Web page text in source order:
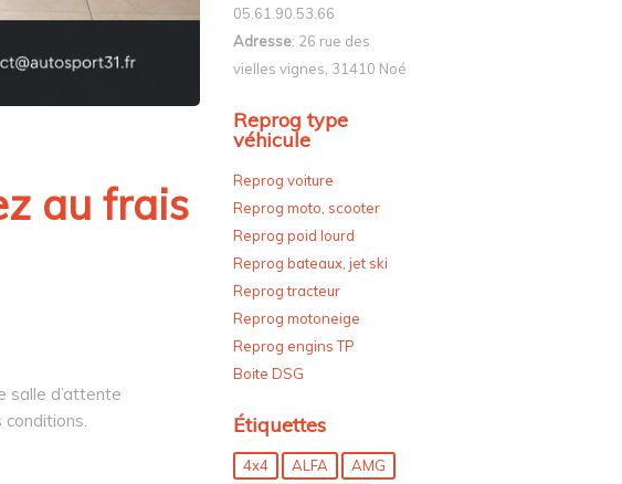
au frais
salle d’attente
05.61.90.53.66
Adresse: 26 rue des
vielles vignes, 31410 Noé
Reprog type
véhicule
Reprog voiture
Reprog moto, scooter
Reprog poid lourd
Reprog bateaux, jet ski
Reprog tracteur
Reprog motoneige
Reprog engins TP
Boite DSG
Étiquettes
4x4 ALFA
AMG